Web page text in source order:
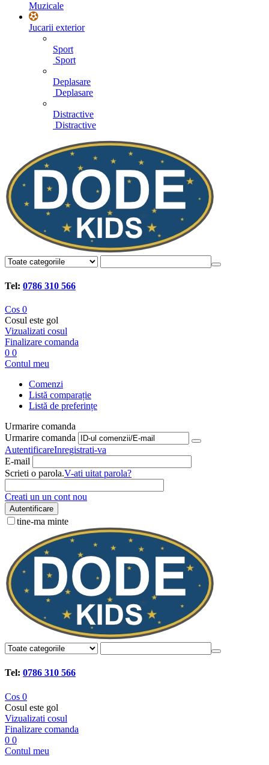
Muzicale
Jucarii exterior
Sport
Sport
Deplasare
Deplasare
Distractive
Distractive
Tel: 0786 310 566
Cos 0
Cosul este gol
Vizualizati cosul
Finalizare comanda
0 0
Contul meu
Comenzi
Listă comparație
Listă de preferințe
Urmarire comanda
Urmarire comanda
AutentificareInregistrati-va
E-mail
Scrieti o parola.V-ati uitat parola?
Creati un un cont nou
Autentificare
tine-ma minte
Tel: 0786 310 566
Cos 0
Cosul este gol
Vizualizati cosul
Finalizare comanda
0 0
Contul meu